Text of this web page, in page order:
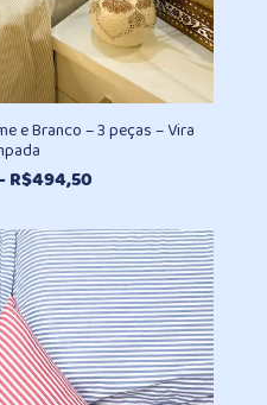
e Branco – 3 peças – Vira
R$494,50Faixa
preço:
R$402,70
através
R$494,50